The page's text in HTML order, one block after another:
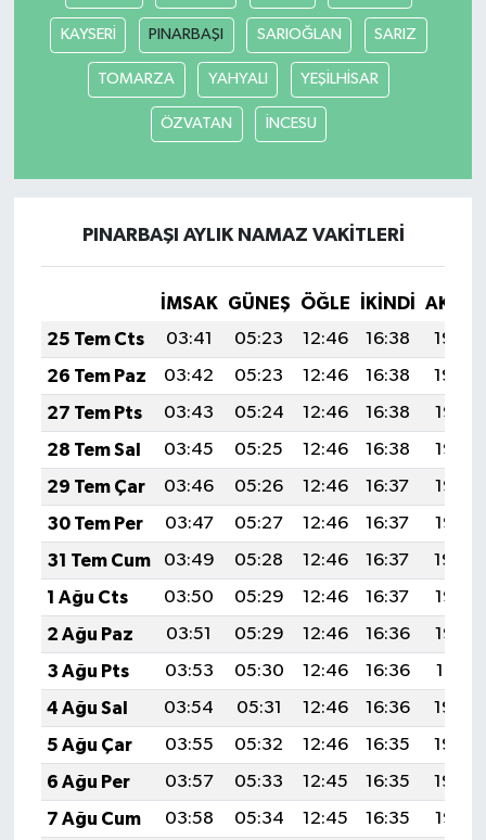
KAYSERİ PINARBAŞI SARIOĞLAN SARIZ
TOMARZA YAHYALI YEŞİLHİSAR
ÖZVATAN İNCESU
PINARBAŞI AYLIK NAMAZ VAKITLERI
İMSAK GÜNEŞ ÖĞLE İKINDI
25 Tem Cts
03:41 05:23 12:46 16:38
19:59
26 Tem Paz
03:42 05:23 12:46 16:38
19:59
27 Tem Pts
03:43 05:24 12:46 16:38
19:58
28 Tem Sal
03:45 05:25 12:46 16:38
19:57
29 Tem Çar
03:46 05:26 12:46 16:37
19:56
30 Tem Per
03:47 05:27 12:46 16:37
19:55
31 Tem Cum
03:49 05:28 12:46 16:37
19:54
1 Ağu Cts
03:50 05:29 12:46 16:37
19:53
2 Ağu Paz
03:51 05:29 12:46 16:36
19:52
3 Ağu Pts
03:53 05:30 12:46 16:36
19:51
4 Ağu Sal
03:54 05:31 12:46 16:36
19:50
5 Ağu Çar
03:55 05:32 12:46 16:35
19:49
6 Ağu Per
03:57 05:33 12:45 16:35
19:48
7 Ağu Cum
03:58 05:34 12:45 16:35
19:47
Güvenlik
HABERDE İNSAN
KÜLTÜR SANAT
Otomobil
Sağlık
SİYASET
SPOR HABERLERİ
TEKNOLOJİ
Turizm